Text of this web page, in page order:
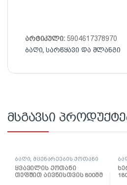
არტიკული: 5904617378970
ბაღი,სარწყავი და შლანგი
მსგავსი
ბაღი მცენარეების ქოთანი
ყვავილის ქოთანი
თეფშით აივნისთვის 800მმ